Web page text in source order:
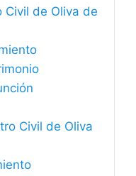
Civil de Oliva de
Civil de Oliva